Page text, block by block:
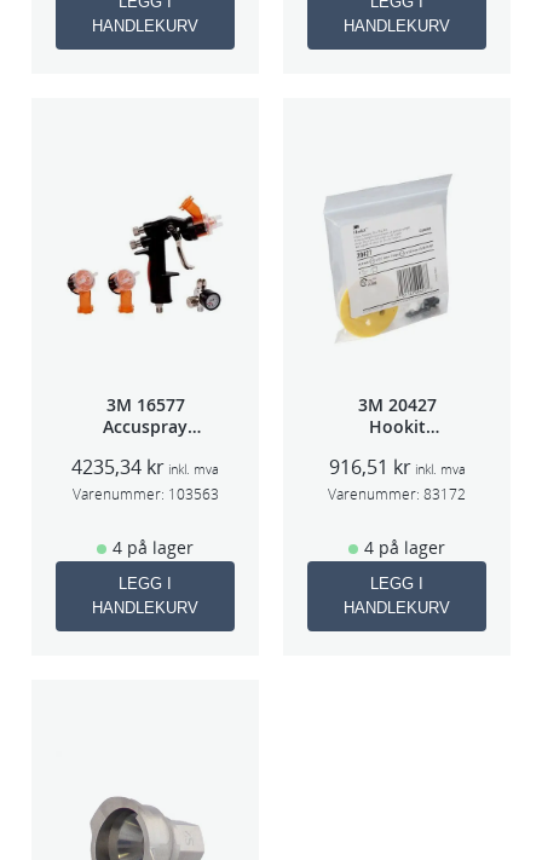
a
HANDLEKURV
HANDLEKURV
3M 16577
Accuspray
HG14
4235,34 kr inkl. mva
Varenummer: 103563
4 på lager
LEGG I
HANDLEKURV
3M 20427
Hookit
50663
916,51 kr inkl. mva
Varenummer: 83172
4 på lager
LEGG I
HANDLEKURV